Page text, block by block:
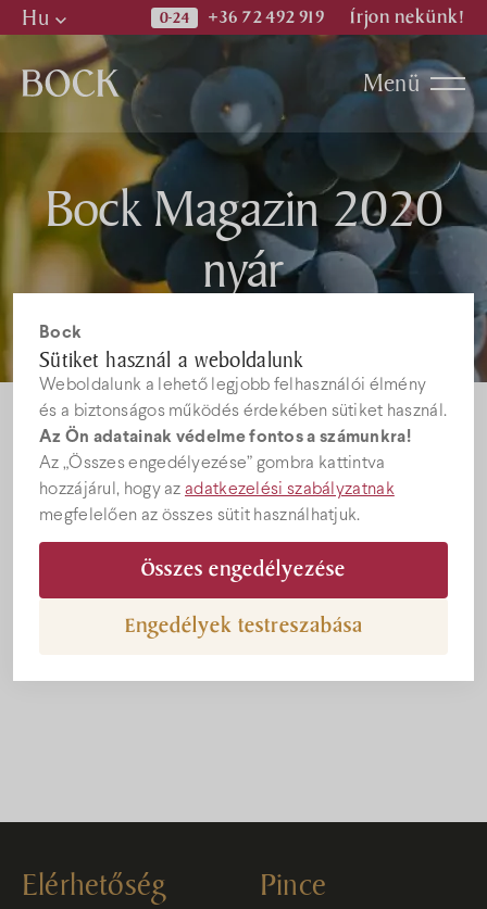
Bock
Sütiket használ a weboldalunk
Weboldalunk a lehető legjobb felhasználói élmény
és a biztonságos működés érdekében sütiket használ.
Az Ön adatainak védelme fontos a számunkra!
Az „Összes engedélyezése” gombra kattintva
hozzájárul, hogy azadatkezelési szabályzatnak
megfelelően az összes sütit használhatjuk.
Összes engedélyezése
Engedélyek testreszabása
En
Hu +36 72 492 919 Írjon nekünk!
Menü
Bock Magazin 2020
nyár
Elérhetőség Pince
Programok
Kiadványok
Hírek
Állásajánlatok